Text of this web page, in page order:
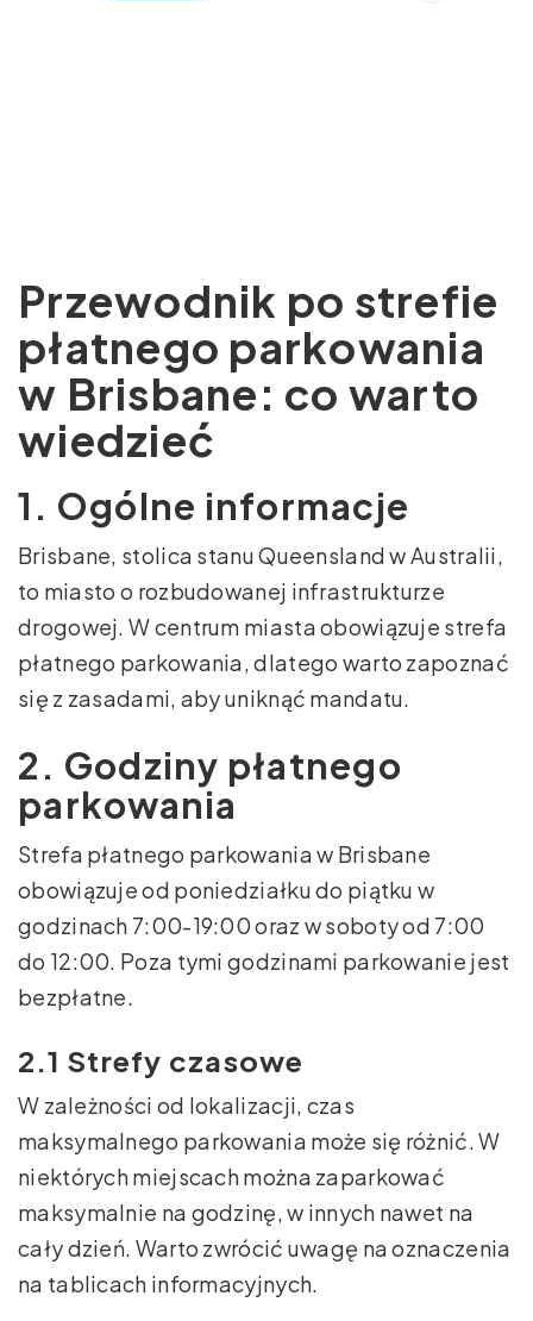
Przewodnik po strefie
płatnego parkowania
w Brisbane: co warto
wiedzieć
1. Ogólne informacje
Brisbane, stolica stanu Queensland w Australii,
to miasto o rozbudowanej infrastrukturze
drogowej. W centrum miasta obowiązuje strefa
płatnego parkowania, dlatego warto zapoznać
się z zasadami, aby uniknąć mandatu.
2. Godziny płatnego
parkowania
Strefa płatnego parkowania w Brisbane
obowiązuje od poniedziałku do piątku w
godzinach 7:00-19:00 oraz w soboty od 7:00
do 12:00. Poza tymi godzinami parkowanie jest
bezpłatne.
2.1 Strefy czasowe
W zależności od lokalizacji, czas
maksymalnego parkowania może się różnić. W
niektórych miejscach można zaparkować
maksymalnie na godzinę, w innych nawet na
cały dzień. Warto zwrócić uwagę na oznaczenia
na tablicach informacyjnych.